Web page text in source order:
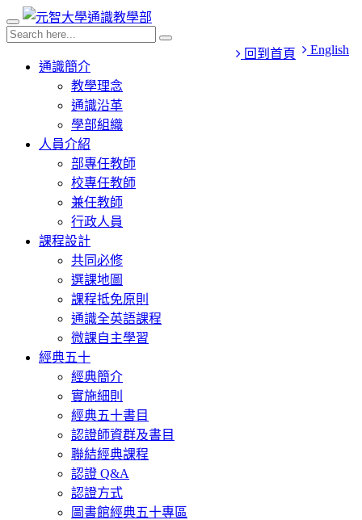
English
回到首頁
通識簡介
教學理念
通識沿革
學部組織
人員介紹
部專任教師
校專任教師
兼任教師
行政人員
課程設計
共同必修
選課地圖
課程抵免原則
通識全英語課程
微課自主學習
經典五十
經典簡介
實施細則
經典五十書目
認證師資群及書目
聯結經典課程
認證 Q&A
認證方式
圖書館經典五十專區